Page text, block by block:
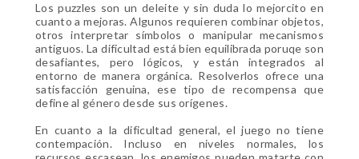
Los puzzles son un deleite y sin duda lo mejorcito en
cuanto a mejoras. Algunos requieren combinar objetos,
otros interpretar símbolos o manipular mecanismos
antiguos. La dificultad está bien equilibrada poruqe son
desafiantes, pero lógicos, y están integrados al
entorno de manera orgánica. Resolverlos ofrece una
satisfacción genuina, ese tipo de recompensa que
define al género desde sus orígenes.
En cuanto a la dificultad general, el juego no tiene
contempación. Incluso en niveles normales, los